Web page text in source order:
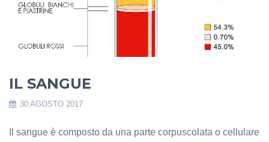
IL SANGUE
30 AGOSTO 2017
Il sangue è composto da una parte corpuscolata o cellulare